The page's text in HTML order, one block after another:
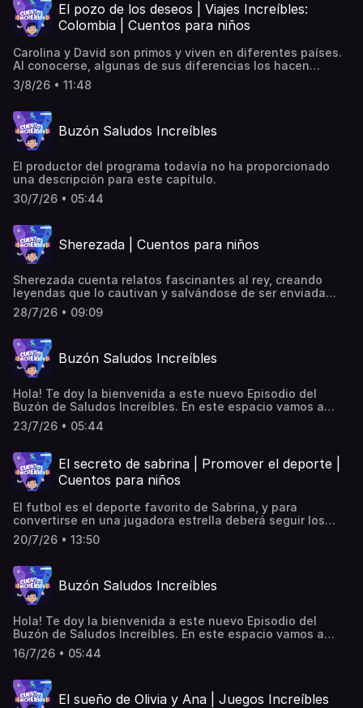
El pozo de los deseos | Viajes Increíbles:
Colombia | Cuentos para niños
Carolina y David son primos y viven en diferentes países.
Al conocerse, algunas de sus diferencias los hacen
discutir poniendo en riesgo el deseo que pidieron al pozo
de los deseos.
3/8/26 • 11:48
Buzón Saludos Increíbles
El productor del programa todavía no ha proporcionado
una descripción para este capítulo.
30/7/26 • 05:44
Sherezada | Cuentos para niños
Sherezada cuenta relatos fascinantes al rey, creando
leyendas que lo cautivan y salvándose de ser enviada
lejos del reino.
28/7/26 • 09:09
Buzón Saludos Increíbles
Hola! Te doy la bienvenida a este nuevo Episodio del
Buzón de Saludos Increíbles. En este espacio vamos a
escuchar algunos de los saludos que me han mandado de
manera al azar. Atención que podrías escuchar el tuyo. Si
cuentosincreibles.com y escucha, conmigo, la magia de tu
propia voz… ¡Hasta muy pronto!
23/7/26 • 05:44
El secreto de sabrina | Promover el deporte |
Cuentos para niños
El futbol es el deporte favorito de Sabrina, y para
convertirse en una jugadora estrella deberá seguir los
consejos que le da un ser que solo ella puede escuchar.
20/7/26 • 13:50
Buzón Saludos Increíbles
Hola! Te doy la bienvenida a este nuevo Episodio del
Buzón de Saludos Increíbles. En este espacio vamos a
escuchar algunos de los saludos que me han mandado de
manera al azar. Atención que podrías escuchar el tuyo. Si
cuentosincreibles.com y escucha, conmigo, la magia de tu
propia voz… ¡Hasta muy pronto!
16/7/26 • 05:44
El sueño de Olivia y Ana | Juegos Increíbles